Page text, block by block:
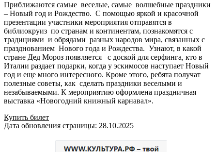
Приближаются самые веселые, самые волшебные праздники
– Новый год и Рождество. С помощью яркой и красочной
презентации участники мероприятия отправятся в
библиокруиз по странам и континентам, познакомятся с
традициями и обрядами разных народов мира, связанных с
празднованием Нового года и Рождества. Узнают, в какой
стране Дед Мороз появляется с доской для серфинга, кто в
Италии раздает подарки, когда у эскимосов наступает Новый
год и еще много интересного. Кроме этого, ребята получат
полезные советы, как сделать праздники веселыми и
незабываемыми. К мероприятию оформлена праздничная
выставка «Новогодний книжный карнавал».
Купить билет
Дата обновления страницы: 28.10.2025